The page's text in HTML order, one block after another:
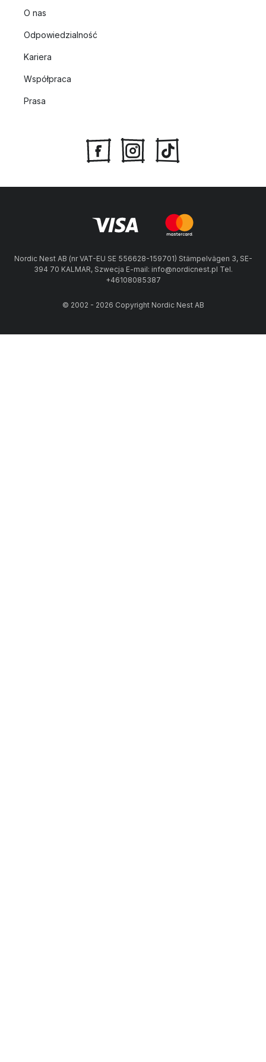
O nas
Odpowiedzialność
Kariera
Współpraca
Prasa
Nordic Nest AB (nr VAT-EU SE 556628-159701) Stämpelvägen 3, SE-
394 70 KALMAR, Szwecja E-mail: info@nordicnest.pl Tel.
+46108085387
© 2002 - 2026 Copyright Nordic Nest AB